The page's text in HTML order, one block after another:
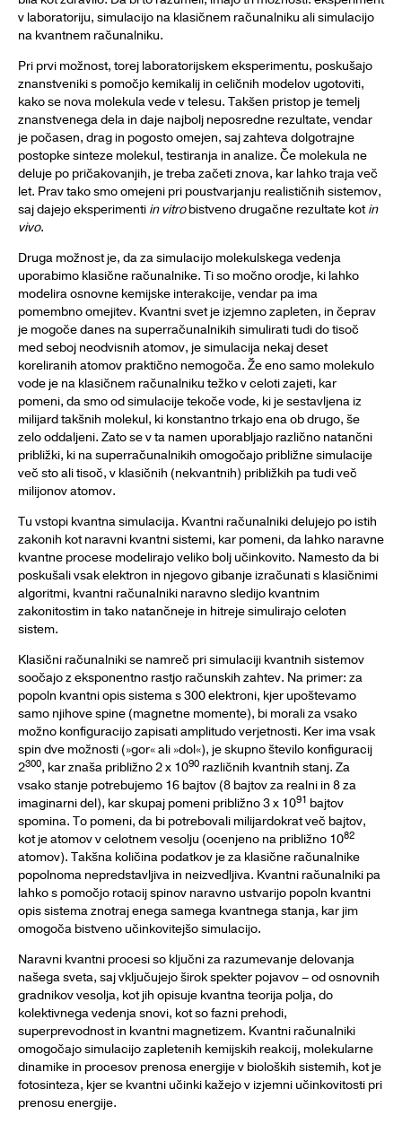
v laboratoriju, simulacijo na klasičnem računalniku ali simulacijo
na kvantnem računalniku.
Pri prvi možnost, torej laboratorijskem eksperimentu, poskušajo
znanstveniki s pomočjo kemikalij in celičnih modelov ugotoviti,
kako se nova molekula vede v telesu. Takšen pristop je temelj
znanstvenega dela in daje najbolj neposredne rezultate, vendar
je počasen, drag in pogosto omejen, saj zahteva dolgotrajne
postopke sinteze molekul, testiranja in analize. Če molekula ne
deluje po pričakovanjih, je treba začeti znova, kar lahko traja več
let. Prav tako smo omejeni pri poustvarjanju realističnih sistemov,
saj dajejo eksperimenti in vitrobistveno drugačne rezultate kotin
vivo.
Druga možnost je, da za simulacijo molekulskega vedenja
uporabimo klasične računalnike. Ti so močno orodje, ki lahko
modelira osnovne kemijske interakcije, vendar pa ima
pomembno omejitev. Kvantni svet je izjemno zapleten, in čeprav
je mogoče danes na superračunalnikih simulirati tudi do tisoč
med seboj neodvisnih atomov, je simulacija nekaj deset
koreliranih atomov praktično nemogoča. Že eno samo molekulo
vode je na klasičnem računalniku težko v celoti zajeti, kar
pomeni, da smo od simulacije tekoče vode, ki je sestavljena iz
milijard takšnih molekul, ki konstantno trkajo ena ob drugo, še
zelo oddaljeni. Zato se v ta namen uporabljajo različno natančni
približki, ki na superračunalnikih omogočajo približne simulacije
več sto ali tisoč, v klasičnih (nekvantnih) približkih pa tudi več
milijonov atomov.
Tu vstopi kvantna simulacija. Kvantni računalniki delujejo po istih
zakonih kot naravni kvantni sistemi, kar pomeni, da lahko naravne
kvantne procese modelirajo veliko bolj učinkovito. Namesto da bi
poskušali vsak elektron in njegovo gibanje izračunati s klasičnimi
algoritmi, kvantni računalniki naravno sledijo kvantnim
zakonitostim in tako natančneje in hitreje simulirajo celoten
sistem.
Klasični računalniki se namreč pri simulaciji kvantnih sistemov
soočajo z eksponentno rastjo računskih zahtev. Na primer: za
popoln kvantni opis sistema s 300 elektroni, kjer upoštevamo
samo njihove spine (magnetne momente), bi morali za vsako
možno konfiguracijo zapisati amplitudo verjetnosti. Ker ima vsak
spin dve možnosti (»gor« ali »dol«), je skupno število konfiguracij
2300, kar znaša približno 2 x 1090 različnih kvantnih stanj. Za
vsako stanje potrebujemo 16 bajtov (8 bajtov za realni in 8 za
imaginarni del), kar skupaj pomeni približno 3 x 1091 bajtov
spomina. To pomeni, da bi potrebovali milijardokrat več bajtov,
kot je atomov v celotnem vesolju (ocenjeno na približno 1082
atomov). Takšna količina podatkov je za klasične računalnike
popolnoma nepredstavljiva in neizvedljiva. Kvantni računalniki pa
lahko s pomočjo rotacij spinov naravno ustvarijo popoln kvantni
opis sistema znotraj enega samega kvantnega stanja, kar jim
omogoča bistveno učinkovitejšo simulacijo.
Naravni kvantni procesi so ključni za razumevanje delovanja
našega sveta, saj vključujejo širok spekter pojavov – od osnovnih
gradnikov vesolja, kot jih opisuje kvantna teorija polja, do
kolektivnega vedenja snovi, kot so fazni prehodi,
superprevodnost in kvantni magnetizem. Kvantni računalniki
omogočajo simulacijo zapletenih kemijskih reakcij, molekularne
dinamike in procesov prenosa energije v bioloških sistemih, kot je
fotosinteza, kjer se kvantni učinki kažejo v izjemni učinkovitosti pri
prenosu energije.